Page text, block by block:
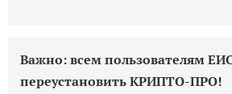
Важно: всем пользователям
переустановить КРИПТО-ПРО!